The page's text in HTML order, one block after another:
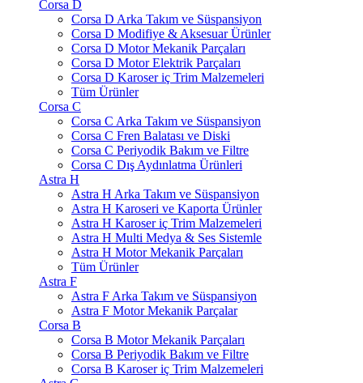
Corsa D
Corsa D Arka Takım ve Süspansiyon
Corsa D Modifiye & Aksesuar Ürünler
Corsa D Motor Mekanik Parçaları
Corsa D Motor Elektrik Parçaları
Corsa D Karoser iç Trim Malzemeleri
Tüm Ürünler
Corsa C
Corsa C Arka Takım ve Süspansiyon
Corsa C Fren Balatası ve Diski
Corsa C Periyodik Bakım ve Filtre
Corsa C Dış Aydınlatma Ürünleri
Astra H
Astra H Arka Takım ve Süspansiyon
Astra H Karoseri ve Kaporta Ürünler
Astra H Karoser iç Trim Malzemeleri
Astra H Multi Medya & Ses Sistemle
Astra H Motor Mekanik Parçaları
Tüm Ürünler
Astra F
Astra F Arka Takım ve Süspansiyon
Astra F Motor Mekanik Parçalar
Corsa B
Corsa B Motor Mekanik Parçaları
Corsa B Periyodik Bakım ve Filtre
Corsa B Karoser iç Trim Malzemeleri